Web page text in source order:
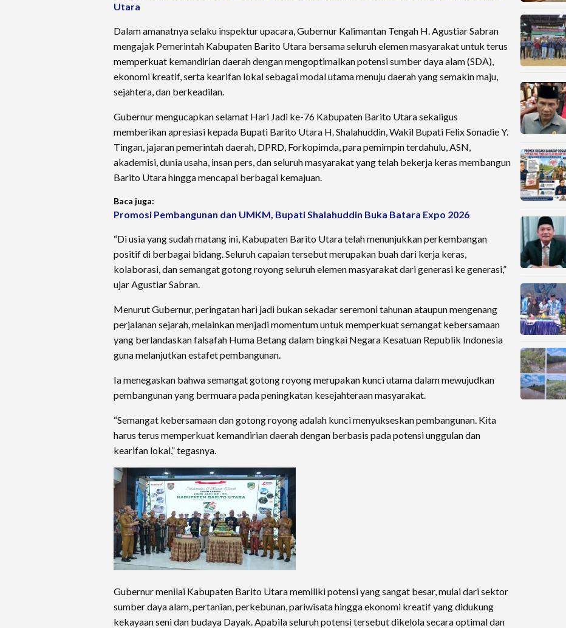
Utara
Dalam amanatnya selaku inspektur upacara, Gubernur Kalimantan Tengah H. Agustiar Sabran
mengajak Pemerintah Kabupaten Barito Utara bersama seluruh elemen masyarakat untuk terus
memperkuat kemandirian daerah dengan mengoptimalkan potensi sumber daya alam (SDA),
ekonomi kreatif, serta kearifan lokal sebagai modal utama menuju daerah yang semakin maju,
sejahtera, dan berkeadilan.
Gubernur mengucapkan selamat Hari Jadi ke-76 Kabupaten Barito Utara sekaligus
memberikan apresiasi kepada Bupati Barito Utara H. Shalahuddin, Wakil Bupati Felix Sonadie Y.
Tingan, jajaran pemerintah daerah, DPRD, Forkopimda, para pemimpin terdahulu, ASN,
akademisi, dunia usaha, insan pers, dan seluruh masyarakat yang telah bekerja keras membangun
Barito Utara hingga mencapai berbagai kemajuan.
Baca juga:
Promosi Pembangunan dan UMKM, Bupati Shalahuddin Buka Batara Expo 2026
“Di usia yang sudah matang ini, Kabupaten Barito Utara telah menunjukkan perkembangan
positif di berbagai bidang. Seluruh capaian tersebut merupakan buah dari kerja keras,
kolaborasi, dan semangat gotong royong seluruh elemen masyarakat dari generasi ke generasi,”
ujar Agustiar Sabran.
Menurut Gubernur, peringatan hari jadi bukan sekadar seremoni tahunan ataupun mengenang
perjalanan sejarah, melainkan menjadi momentum untuk memperkuat semangat kebersamaan
yang berlandaskan falsafah Huma Betang dalam bingkai Negara Kesatuan Republik Indonesia
guna melanjutkan estafet pembangunan.
Ia menegaskan bahwa semangat gotong royong merupakan kunci utama dalam mewujudkan
pembangunan yang bermuara pada peningkatan kesejahteraan masyarakat.
“Semangat kebersamaan dan gotong royong adalah kunci menyukseskan pembangunan. Kita
harus terus memperkuat kemandirian daerah dengan berbasis pada potensi unggulan dan
kearifan lokal,” tegasnya.
Gubernur menilai Kabupaten Barito Utara memiliki potensi yang sangat besar, mulai dari sektor
sumber daya alam, pertanian, perkebunan, pariwisata hingga ekonomi kreatif yang didukung
kekayaan seni dan budaya Dayak. Apabila seluruh potensi tersebut dikelola secara optimal dan